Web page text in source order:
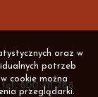
600 411 788
oraz w
potrzeb
cookie można
przeglądarki.